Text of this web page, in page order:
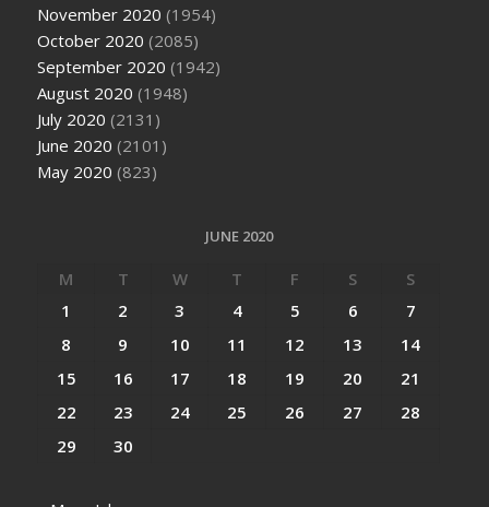
November 2020 (1954)
October 2020 (2085)
September 2020 (1942)
August 2020 (1948)
July 2020 (2131)
June 2020 (2101)
May 2020 (823)
JUNE 2020
M T W T F S
S
1
2 3 4 5 6
7
8
9 10 11 12 13
14
15
16 17 18 19 20
21
22
23 24 25 26 27
28
29
30